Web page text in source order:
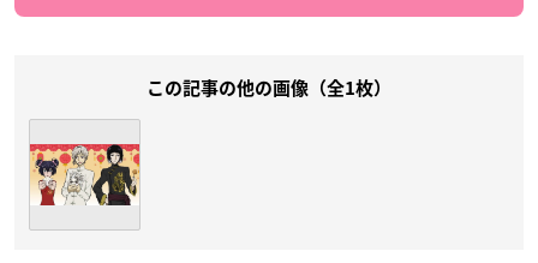
この記事の他の画像（全1枚）